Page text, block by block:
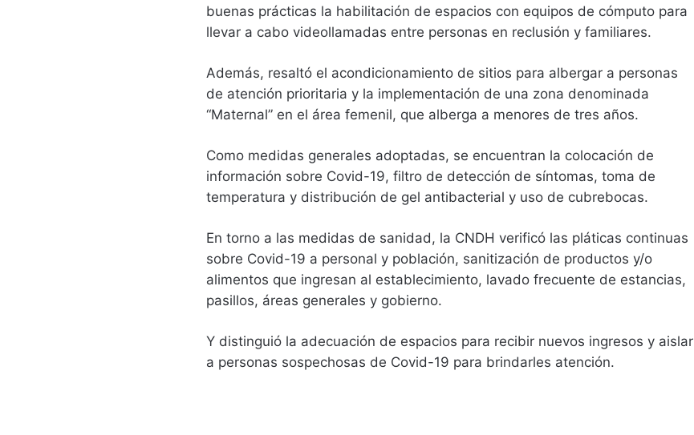
buenas prácticas la habilitación de espacios con equipos de cómputo para
llevar a cabo videollamadas entre personas en reclusión y familiares.
Además, resaltó el acondicionamiento de sitios para albergar a personas
de atención prioritaria y la implementación de una zona denominada
“Maternal” en el área femenil, que alberga a menores de tres años.
Como medidas generales adoptadas, se encuentran la colocación de
información sobre Covid-19, filtro de detección de síntomas, toma de
temperatura y distribución de gel antibacterial y uso de cubrebocas.
En torno a las medidas de sanidad, la CNDH verificó las pláticas continuas
sobre Covid-19 a personal y población, sanitización de productos y/o
alimentos que ingresan al establecimiento, lavado frecuente de estancias,
pasillos, áreas generales y gobierno.
Y distinguió la adecuación de espacios para recibir nuevos ingresos y aislar
a personas sospechosas de Covid-19 para brindarles atención.